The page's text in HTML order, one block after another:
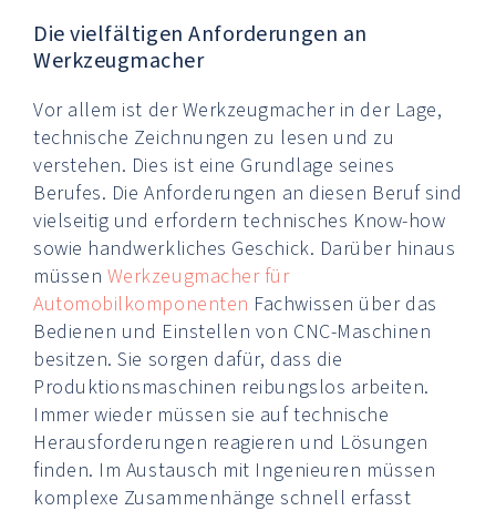
Die vielfältigen Anforderungen an
Werkzeugmacher
Vor allem ist der Werkzeugmacher in der Lage,
technische Zeichnungen zu lesen und zu
verstehen. Dies ist eine Grundlage seines
Berufes. Die Anforderungen an diesen Beruf sind
vielseitig und erfordern technisches Know-how
sowie handwerkliches Geschick. Darüber hinaus
müssen Werkzeugmacher für
Automobilkomponenten Fachwissen über das
Bedienen und Einstellen von CNC-Maschinen
besitzen. Sie sorgen dafür, dass die
Produktionsmaschinen reibungslos arbeiten.
Immer wieder müssen sie auf technische
Herausforderungen reagieren und Lösungen
finden. Im Austausch mit Ingenieuren müssen
komplexe Zusammenhänge schnell erfasst